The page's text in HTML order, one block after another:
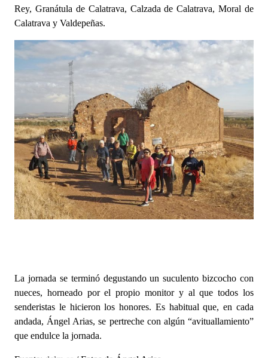
Rey, Granátula de Calatrava, Calzada de Calatrava, Moral de
Calatrava y Valdepeñas.
La jornada se terminó degustando un suculento bizcocho con
nueces, horneado por el propio monitor y al que todos los
senderistas le hicieron los honores. Es habitual que, en cada
andada, Ángel Arias, se pertreche con algún “avituallamiento”
que endulce la jornada.